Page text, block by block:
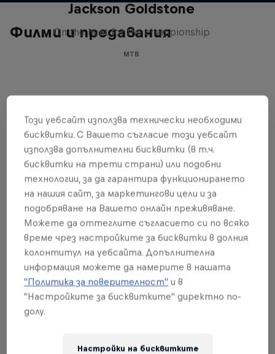
Филми и предавания
Jackson Goldstone
On the hunt for the championship
MTB
Събития
Този уебсайт използва технически необходими
бисквитки. С Вашето съгласие този уебсайт
използва допълнителни бисквитки (в т.ч.
бисквитки на трети страни) или подобни
технологии, за да гарантира функционирането
на нашия сайт, за маркетингови цели и за
подобряване на Вашето онлайн преживяване.
Можете да оттеглите съгласието си по всяко
време чрез настройките за бисквитки в долния
колонтитул на уебсайта. Допълнителна
информация можете да намерите в нашата
"Политика за поверителност" и в
"Настройките за бисквитките" директно по-
долу.
Настройки на бисквитките